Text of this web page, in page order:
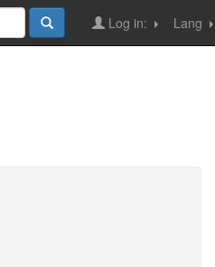
Lang
Log in: